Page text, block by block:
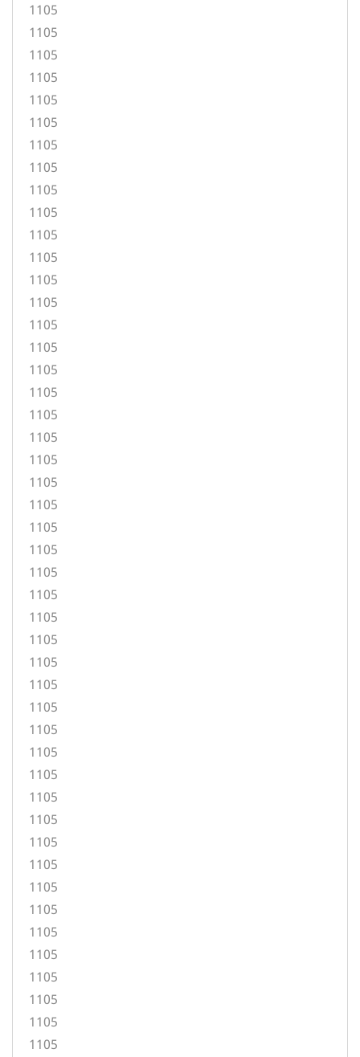
1105
1105
1105
1105
1105
1105
1105
1105
1105
1105
1105
1105
1105
1105
1105
1105
1105
1105
1105
1105
1105
1105
1105
1105
1105
1105
1105
1105
1105
1105
1105
1105
1105
1105
1105
1105
1105
1105
1105
1105
1105
1105
1105
1105
1105
1105
1105